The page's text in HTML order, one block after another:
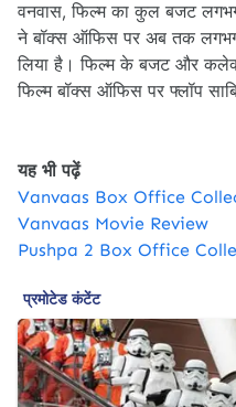
वनवास, फिल्म का कुल बजट
ने बॉक्स ऑफिस पर अब तक
लिया है। फिल्म के बजट और
फिल्म बॉक्स ऑफिस पर फ्लॉप
यह भी पढ़ें
Vanvaas Box Office
Vanvaas Movie Review
Pushpa 2 Box Office